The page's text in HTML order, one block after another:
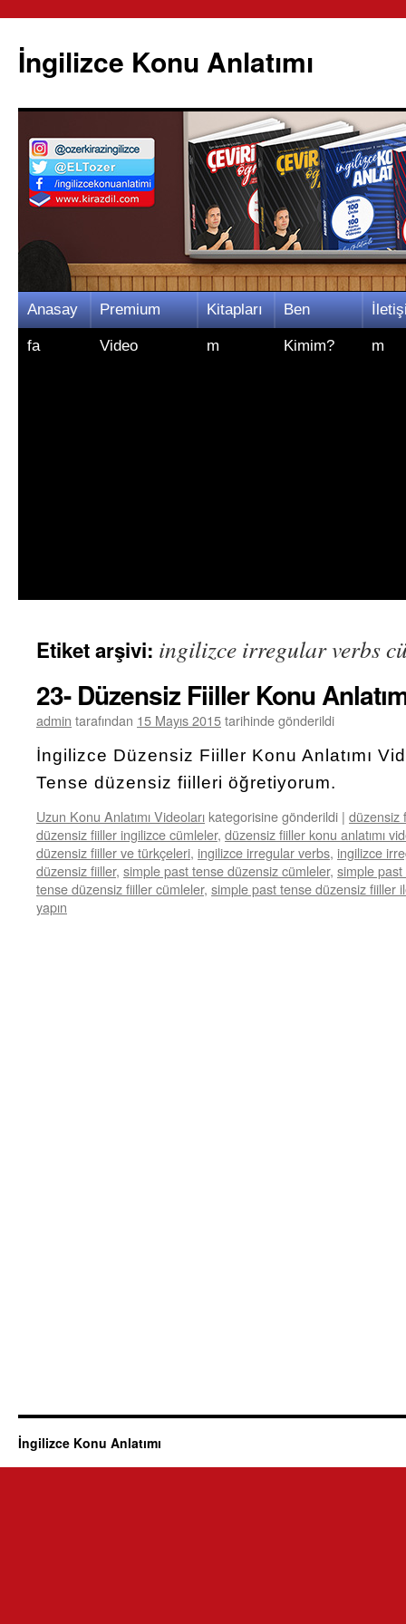
İngilizce Konu Anlatımı
İçeriğe
atla
Anasay
fa
Premium
Video
Kitapları
m
Ben
Kimim? m
Etiket arşivi: ingilizce irregular verbs
23- Düzensiz Fiiller Konu
admin tarafından 15 Mayıs 2015tarihinde gönderildi
İngilizce Düzensiz Fiiller Konu Anlatımı
Tense düzensiz fiilleri öğretiyorum.
Uzun Konu Anlatımı Videoları kategorisine gönderildi | düzensiz
düzensiz fiiller ingilizce cümleler, düzensiz fiiller konu anlatımı
düzensiz fiiller ve türkçeleri, ingilizce irregular verbs, ingilizce
düzensiz fiiller, simple past tense düzensiz cümleler, simple
tense düzensiz fiiller cümleler, simple past tense düzensiz fiiller
yapın
İngilizce Konu Anlatımı